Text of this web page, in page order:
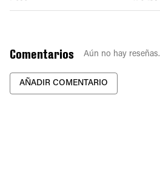
Comentarios Aún no hay reseñas.
AÑADIR COMENTARIO